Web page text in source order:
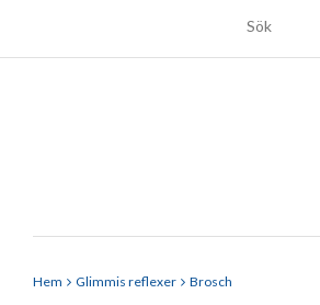
Hem Glimmis reflexer Brosch